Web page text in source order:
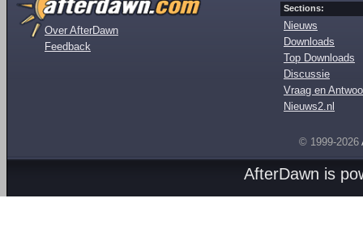
Over AfterDawn
Feedback
Sections:
Nieuws
Downloads
Top Downloads
Discussie
Vraag en
Nieuws2.nl
© 1999-2026
AfterDawn is